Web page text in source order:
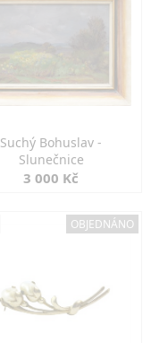
Suchý Bohuslav -
Slunečnice
3 000 Kč
OBJEDNÁNO